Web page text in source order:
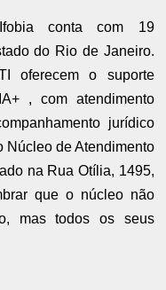
conta com 19
do Rio de Janeiro.
oferecem o suporte
, com atendimento
jurídico
Núcleo de Atendimento
na Rua Otília, 1495,
que o núcleo não
mas todos os seus